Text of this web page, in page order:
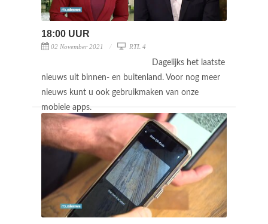
18:00 UUR
02 November 2021 RTL 4
Dagelijks het laatste
nieuws uit binnen- en buitenland. Voor nog meer
nieuws kunt u ook gebruikmaken van onze
mobiele apps.